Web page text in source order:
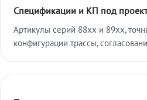
Спецификации и КП под проект
Артикулы серий 88xx и 89xx,
конфигурации трассы,